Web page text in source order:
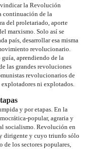
la Revolución
continuación de la
del proletariado, aporte
marxismo. Solo así se
país, desarrollar esa misma
revolucionario.
aprendiendo de la
las grandes revoluciones
revolucionarios de
ni explotados.
y por etapas. En la
popular, agraria y
socialismo. Revolución en
dirigente y cuyo triunfo sólo
de los sectores populares,